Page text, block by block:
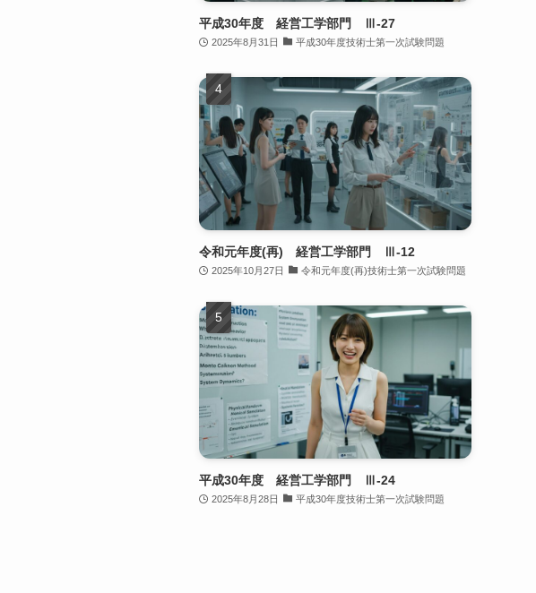
平成30年度 経営工学部門 Ⅲ-27
2025年8月31日 平成30年度技術士第一次試験問題
令和元年度(再) 経営工学部門 Ⅲ-12
2025年10月27日 令和元年度(再)技術士第一次試験問題
平成30年度 経営工学部門 Ⅲ-24
2025年8月28日 平成30年度技術士第一次試験問題